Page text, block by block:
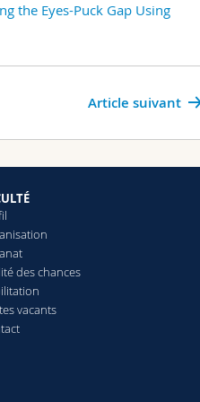
the Eyes-Puck Gap Using
Article suivant
des chances
vacants